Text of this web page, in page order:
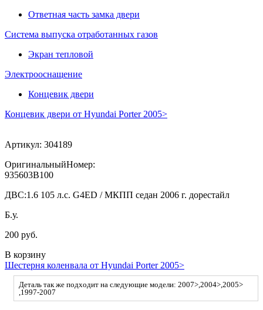
Ответная часть замка двери
Система выпуска отработанных газов
Экран тепловой
Электрооснащение
Концевик двери
Концевик двери от Hyundai Porter 2005>
Артикул: 304189
ОригинальныйНомер:
935603B100
ДВС:1.6 105 л.с. G4ED / МКПП седан 2006 г. дорестайл
Б.у.
200 руб.
В корзину
Шестерня коленвала от Hyundai Porter 2005>
Деталь так же подходит на следующие модели: 2007>,2004>,2005>
,1997-2007